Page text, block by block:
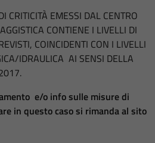
CRITICITÀ EMESSI DAL CENTRO
CONTIENE I LIVELLI DI
COINCIDENTI CON I LIVELLI
IDRAULICA AI SENSI DELLA
e/o info sulle misure di
in questo caso si rimanda al sito